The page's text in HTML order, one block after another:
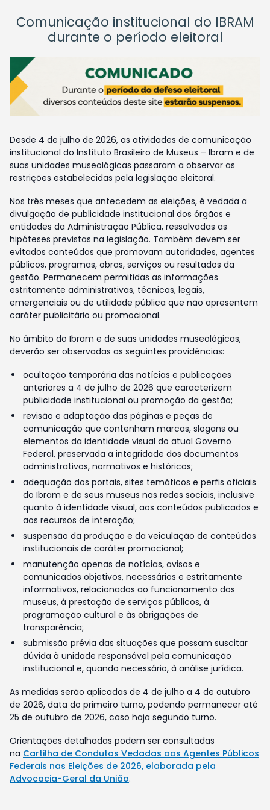
Comunicação institucional do IBRAM
durante o período eleitoral
Desde 4 de julho de 2026, as atividades de comunicação
institucional do Instituto Brasileiro de Museus – Ibram e de
suas unidades museológicas passaram a observar as
restrições estabelecidas pela legislação eleitoral.
Nos três meses que antecedem as eleições, é vedada a
divulgação de publicidade institucional dos órgãos e
entidades da Administração Pública, ressalvadas as
hipóteses previstas na legislação. Também devem ser
evitados conteúdos que promovam autoridades, agentes
públicos, programas, obras, serviços ou resultados da
gestão. Permanecem permitidas as informações
estritamente administrativas, técnicas, legais,
emergenciais ou de utilidade pública que não apresentem
caráter publicitário ou promocional.
No âmbito do Ibram e de suas unidades museológicas,
deverão ser observadas as seguintes providências:
ocultação temporária das notícias e publicações
anteriores a 4 de julho de 2026 que caracterizem
publicidade institucional ou promoção da gestão;
revisão e adaptação das páginas e peças de
comunicação que contenham marcas, slogans ou
elementos da identidade visual do atual Governo
Federal, preservada a integridade dos documentos
administrativos, normativos e históricos;
adequação dos portais, sites temáticos e perfis oficiais
do Ibram e de seus museus nas redes sociais, inclusive
quanto à identidade visual, aos conteúdos publicados e
aos recursos de interação;
suspensão da produção e da veiculação de conteúdos
institucionais de caráter promocional;
manutenção apenas de notícias, avisos e
comunicados objetivos, necessários e estritamente
informativos, relacionados ao funcionamento dos
museus, à prestação de serviços públicos, à
programação cultural e às obrigações de
transparência;
submissão prévia das situações que possam suscitar
dúvida à unidade responsável pela comunicação
institucional e, quando necessário, à análise jurídica.
As medidas serão aplicadas de 4 de julho a 4 de outubro
de 2026, data do primeiro turno, podendo permanecer até
25 de outubro de 2026, caso haja segundo turno.
Orientações detalhadas podem ser consultadas
na Cartilha de Condutas Vedadas aos Agentes Públicos
Federais nas Eleições de 2026, elaborada pela
Advocacia-Geral da União.